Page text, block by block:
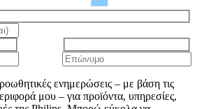
ενημερώσεις – με βάση τις
μου – για προϊόντα, υπηρεσίες,